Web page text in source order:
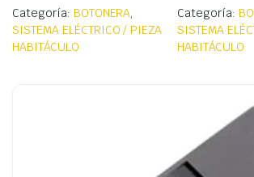
Categoría: BOTONERA,
SISTEMA ELÉCTRICO / PIEZA
HABITÁCULO
Categoría:
SISTEMA
HABITÁCULO